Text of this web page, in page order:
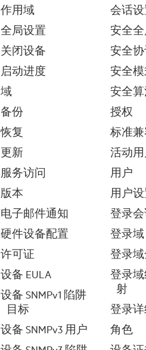
作用域
全局设置
关闭设备
启动进度
域
备份
恢复
更新
服务访问
版本
电子邮件通知
硬件设备配置
许可证
设备 EULA
设备 SNMPv1 陷阱
目标
设备 SNMPv3 用户
会话
安全
安全
安全
安全
授权
标准
活动
用户
用户
登录
登录域
登录
登录
射
登录
角色